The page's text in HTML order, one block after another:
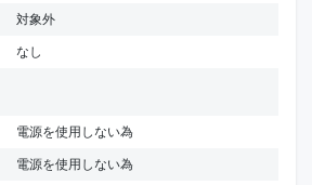
対象外
なし
電源を使用しない為
電源を使用しない為